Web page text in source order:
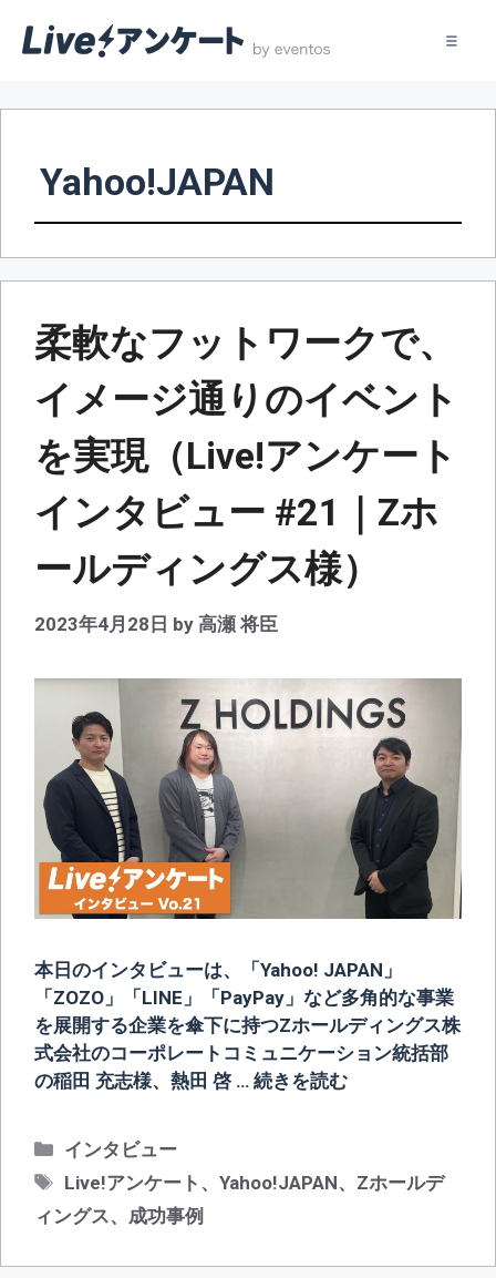
ス
Yahoo!JAPAN
柔軟なフットワークで、
イメージ通りのイベント
を実現（Live!アンケート
インタビュー #21｜Zホ
ールディングス様）
2023年4月28日 by 高瀬 将臣
本日のインタビューは、「Yahoo! JAPAN」
「ZOZO」「LINE」「PayPay」など多角的な事業
を展開する企業を傘下に持つZホールディングス株
式会社のコーポレートコミュニケーション統括部
の稲田 充志様、熱田 啓 … 続きを読む
カ
テ
リ
インタビュー
タ
グ
Live!アンケート 、Yahoo!JAPAN、 Zホールデ
ィングス、 成功事例